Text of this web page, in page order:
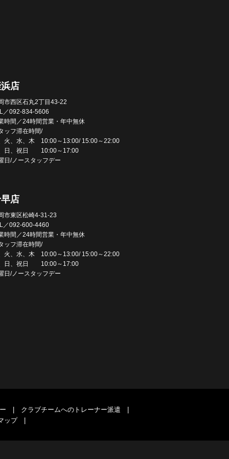
店
市西区石丸2丁目43-22
／092-834-5606
時間／24時間営業・年中無休
ッフ滞在時間/
火、水、木 10:00～13:00/ 15:00～22:00
日、祝日 10:00～17:00
日/ノースタッフデー
店
市東区松崎4-31-23
／092-600-4460
時間／24時間営業・年中無休
ッフ滞在時間/
火、水、木 10:00～13:00/ 15:00～22:00
日、祝日 10:00～17:00
日/ノースタッフデー
| クラブチームへのトレーナー派遣 |
ップ|